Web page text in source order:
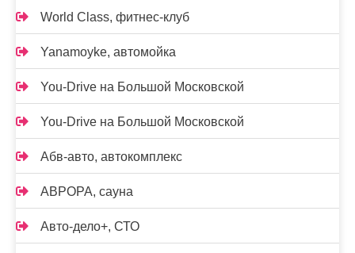
World Class, фитнес-клуб
Yanamoyke, автомойка
You-Drive на Большой Московской
You-Drive на Большой Московской
Абв-авто, автокомплекс
АВРОРА, сауна
Авто-дело+, СТО